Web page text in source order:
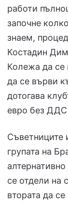
работи
започне
знаем,
Костадин
Колежа да се
да се върви
дотогава
евро без ДДС
Съветниците
групата на
се отдели на
втората да